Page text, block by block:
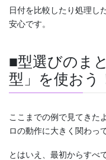
日付を比較したり処理し
安心です。
■型選びのま
型」を使おう
ここまでの例で見てきた
ロの動作に大きく関わっ
とはいえ、最初からすべ